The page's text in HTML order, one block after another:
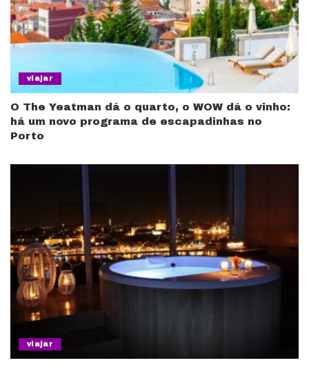
viajar
O The Yeatman dá o quarto, o WOW dá o vinho:
há um novo programa de escapadinhas no
Porto
viajar